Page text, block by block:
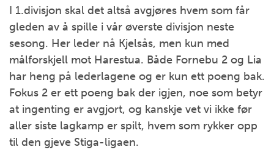
I 1.divisjon skal det altså avgjøres hvem som får
gleden av å spille i vår øverste divisjon neste
sesong. Her leder nå Kjelsås, men kun med
målforskjell mot Harestua. Både Fornebu 2 og Lia
har heng på lederlagene og er kun ett poeng bak.
Fokus 2 er ett poeng bak der igjen, noe som betyr
at ingenting er avgjort, og kanskje vet vi ikke før
aller siste lagkamp er spilt, hvem som rykker opp
til den gjeve Stiga-ligaen.